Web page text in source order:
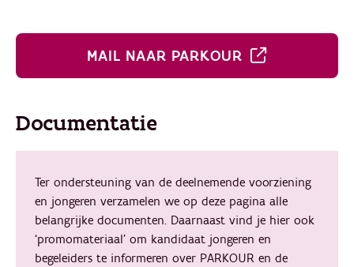
MAIL NAAR PARKOUR
Documentatie
Ter ondersteuning van de deelnemende voorziening
en jongeren verzamelen we op deze pagina alle
belangrijke documenten. Daarnaast vind je hier ook
‘promomateriaal’ om kandidaat jongeren en
begeleiders te informeren over PARKOUR en de